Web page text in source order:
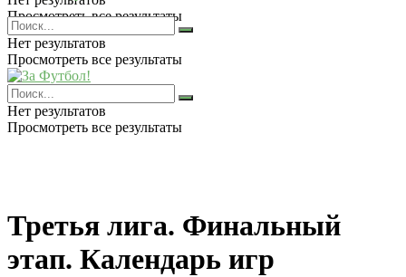
Просмотреть все результаты
Нет результатов
Просмотреть все результаты
Нет результатов
Просмотреть все результаты
Третья лига. Финальный
этап. Календарь игр